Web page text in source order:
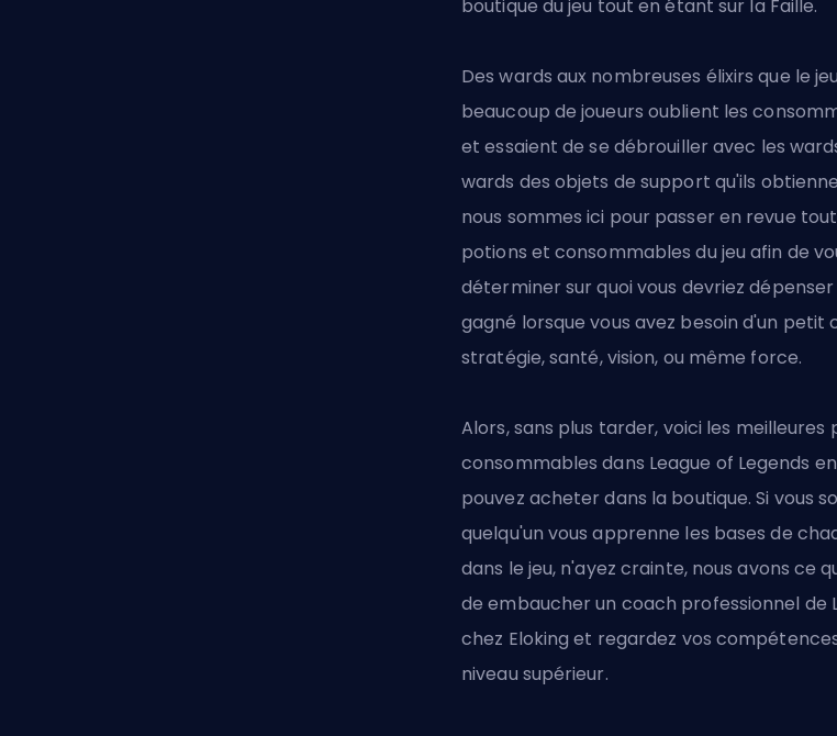
boutique du jeu tout en étant sur la Faille.
Des wards aux nombreuses élixirs que le
beaucoup de joueurs oublient les
et essaient de se débrouiller avec les
wards des objets de support qu'ils
nous sommes ici pour passer en revue
potions et consommables du jeu afin de
déterminer sur quoi vous devriez
gagné lorsque vous avez besoin d'un petit
stratégie, santé, vision, ou même force.
Alors, sans plus tarder, voici les meilleures
consommables dans League of Legends
pouvez acheter dans la boutique. Si vous
quelqu'un vous apprenne les bases de
dans le jeu, n'ayez crainte, nous avons ce
deembaucher un coach professionnel de
chez Eloking et regardez vos
niveau supérieur.